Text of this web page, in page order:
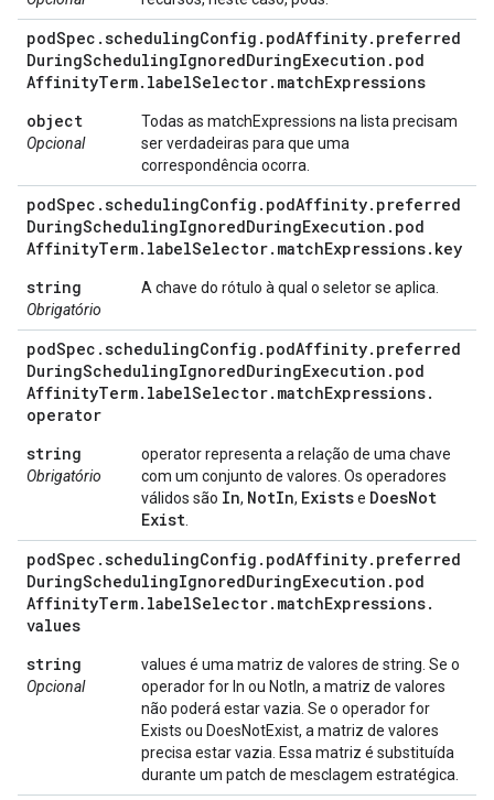
podSpec .schedulingConfig . podAffinity. preferred
DuringSchedulingIgnoredDuringExecution . pod
AffinityTerm. labelSelector. matchExpressions
object
Opcional
Todas as matchExpressions na lista precisam
ser verdadeiras para que uma
correspondência ocorra.
podSpec .schedulingConfig . podAffinity. preferred
DuringSchedulingIgnoredDuringExecution . pod
AffinityTerm. labelSelector. matchExpressions. key
string
Obrigatório
A chave do rótulo à qual o seletor se aplica.
podSpec .schedulingConfig . podAffinity. preferred
DuringSchedulingIgnoredDuringExecution . pod
AffinityTerm. labelSelector. matchExpressions.
operator
string
Obrigatório
operator representa a relação de uma chave
com um conjunto de valores. Os operadores
válidos são In, NotIn, Existse DoesNot
Exist
podSpec .schedulingConfig . podAffinity. preferred
DuringSchedulingIgnoredDuringExecution . pod
AffinityTerm. labelSelector. matchExpressions.
values
string
Opcional
values é uma matriz de valores de string. Se o
operador for In ou NotIn, a matriz de valores
não poderá estar vazia. Se o operador for
Exists ou DoesNotExist, a matriz de valores
precisa estar vazia. Essa matriz é substituída
durante um patch de mesclagem estratégica.